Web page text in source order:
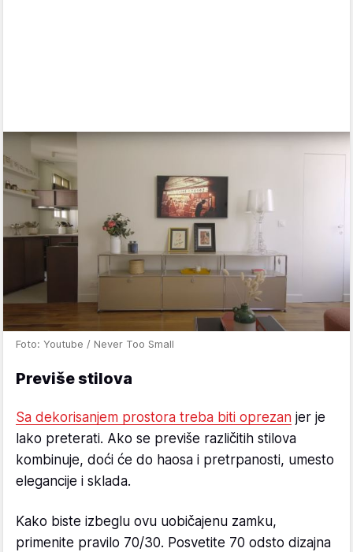
Foto: Youtube / Never Too Small
Previše stilova
Sa dekorisanjem prostora treba biti oprezan jer je
lako preterati. Ako se previše različitih stilova
kombinuje, doći će do haosa i pretrpanosti, umesto
elegancije i sklada.
Kako biste izbeglu ovu uobičajenu zamku,
primenite pravilo 70/30. Posvetite 70 odsto dizajna